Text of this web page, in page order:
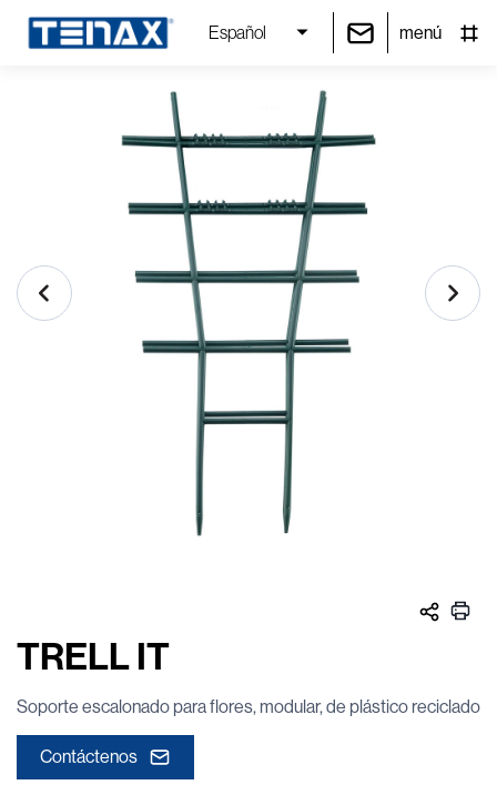
Español menú
TRELL IT
Soporte escalonado para flores, modular, de plástico reciclado
Contáctenos